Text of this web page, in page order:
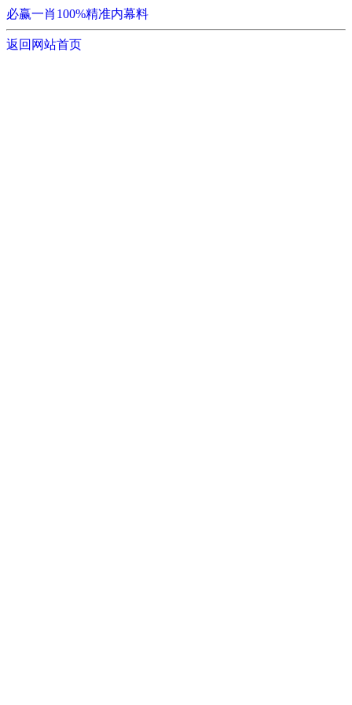
必赢一肖100%精准内幕料
返回网站首页